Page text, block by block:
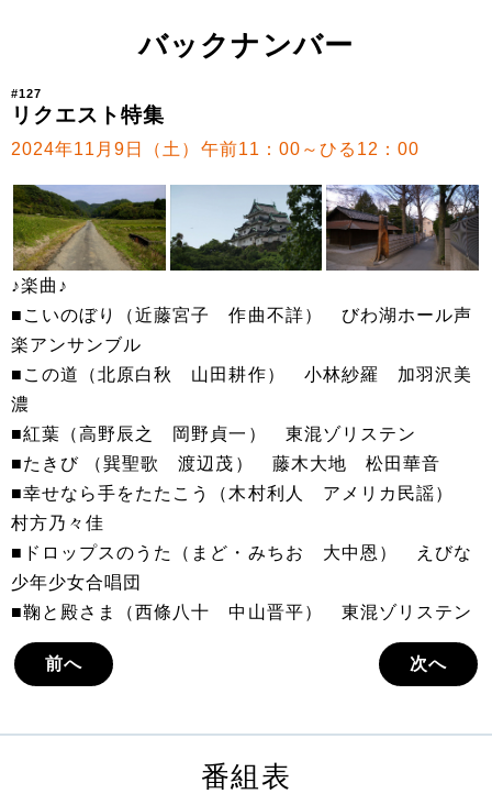
バックナンバー
#127
リクエスト特集
2024年11月9日（土）午前11：00～ひる12：00
♪楽曲♪
■こいのぼり（近藤宮子 作曲不詳） びわ湖ホール声
楽アンサンブル
■この道（北原白秋 山田耕作） 小林紗羅 加羽沢美
濃
■紅葉（高野辰之 岡野貞一） 東混ゾリステン
■たきび （巽聖歌 渡辺茂） 藤木大地 松田華音
■幸せなら手をたたこう（木村利人 アメリカ民謡）
村方乃々佳
■ドロップスのうた（まど・みちお 大中恩） えびな
少年少女合唱団
■鞠と殿さま（西條八十 中山晋平） 東混ゾリステン
前へ 次へ
番組表